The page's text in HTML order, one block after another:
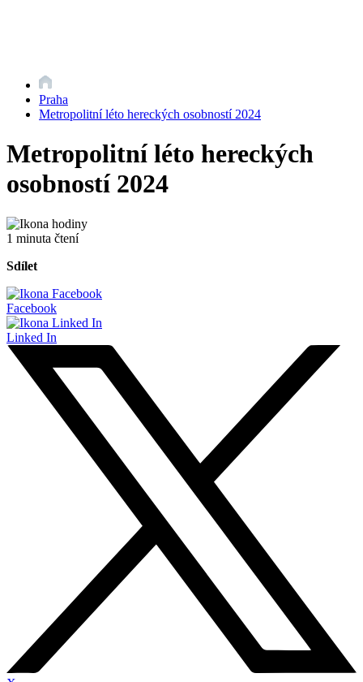
Praha
Metropolitní léto hereckých osobností 2024
Metropolitní léto hereckých
osobností 2024
1 minuta čtení
Sdílet
Facebook
Linked In